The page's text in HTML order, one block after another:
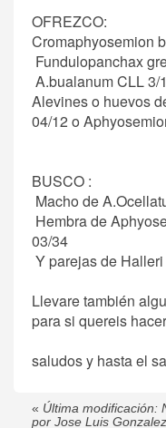
OFREZCO:
Cromaphyosemion
Fundulopanchax
A.bualanum CLL 3/
Alevines o huevos
04/12 o
BUSCO :
Macho de
Hembra de
03/34
Y parejas de
Llevare también
para si quereis
saludos y hasta el
« Última modificación:
por Jose Luis Gonzalez